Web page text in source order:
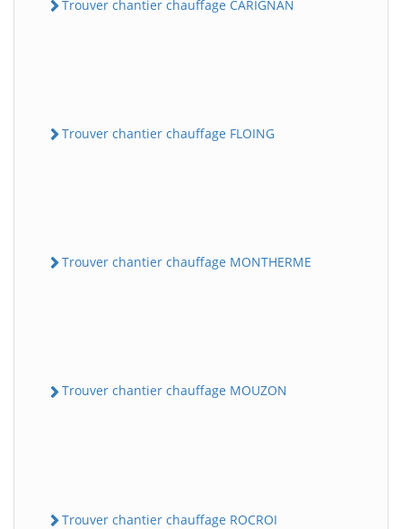
Trouver chantier chauffage CARIGNAN
Trouver chantier chauffage FLOING
Trouver chantier chauffage MONTHERME
Trouver chantier chauffage MOUZON
Trouver chantier chauffage ROCROI